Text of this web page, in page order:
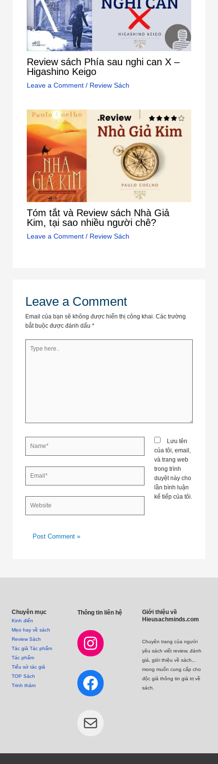
Review sách Phía sau nghi can X –
Higashino Keigo
Leave a Comment / Review Sách
Tóm tắt và Review sách Nhà Giả
Kim, tại sao nhiều người chê?
Leave a Comment / Review Sách
Leave a Comment
Email của bạn sẽ không được hiển thị công khai. Các trường
bắt buộc được đánh dấu*
here..
Lưu tên
của tôi, email,
và trang web
trong trình
duyệt này cho
lần bình luận
kế tiếp của tôi.
Chuyên mục
Kinh điển
Mẹo hay về sách
Review Sách
Tác giả Tác phẩm
Tác phẩm
Tiểu sử tác giả
TOP Sách
Trinh thám
Thông tin liên hệ
Instagram
Facebook
Mail
Giới thiệu về
Hieusachminds.com
Chuyên trang của người
yêu sách viết review, đánh
giá, giới thiệu về sách,..
mong muốn cung cấp cho
độc giả thông tin giá trị về
sách.